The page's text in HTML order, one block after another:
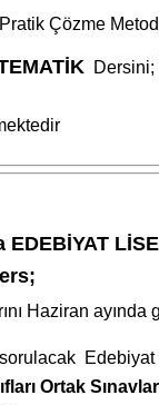
Çözme
Dersini;
EDEBİYAT
Haziran ayında
Edebiyat
Ortak Sınavlar